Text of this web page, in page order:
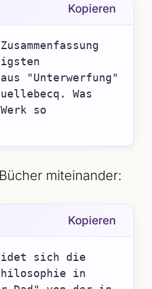
Kopieren
"Unterwerfung"
Was
so
miteinander:
Kopieren
sich die
in